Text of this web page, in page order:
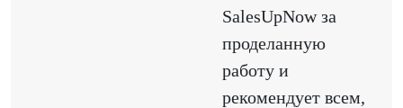
SаlesUpNow за
проделанную
работу и
рекомендует всем,